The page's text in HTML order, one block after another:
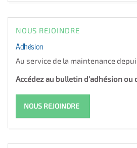
NOUS REJOINDRE
Adhésion
Au service de la maintenance
Accédez au bulletin d'adhésion ou
NOUS REJOINDRE